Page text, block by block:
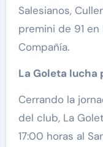
Salesianos,
premini de 91 en
Compañía.
La Goleta lucha
Cerrando la
del club, La
17:00 horas al